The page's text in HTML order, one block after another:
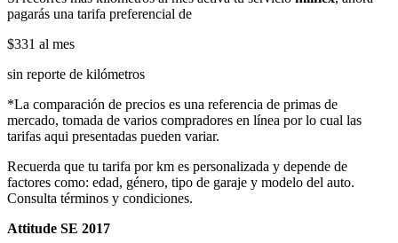
pagarás una tarifa preferencial de
$331 al mes
sin reporte de kilómetros
*La comparación de precios es una referencia de primas de
mercado, tomada de varios compradores en línea por lo cual las
tarifas aqui presentadas pueden variar.
Recuerda que tu tarifa por km es personalizada y depende de
factores como: edad, género, tipo de garaje y modelo del auto.
Consulta términos y condiciones.
Attitude SE 2017